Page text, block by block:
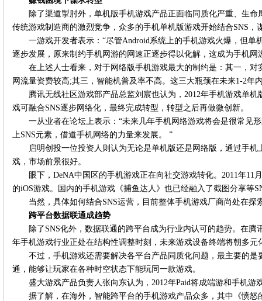
除了渠道掣肘外，单机版手机游戏产品正面临同质化严重、生
传统游戏制造商的激烈竞争，众多的手机单机版游戏开始结合SNS，
一游戏开发者表示：“尽管Android系统上的手机游戏火爆，但单
逐步发展，原来制约手机网游的网速正逐步得以化解，这成为手机网
在上述人士看来，对于网络版手机游戏最大的制约是：其一，
网流量资费较高;其三，智能机普及率不高。这三大瓶颈在未来1-2年
腾讯无线社区游戏部产品总监刘宸也认为，2012年手机游戏单
戏可融合SNS逐步网络化，最终完成转型，转型之后再做微创新。
一从业者在论坛上表示：“未来几年手机网络游戏将会是很常见
上SNS元素，借道手机网络的力量来发展。 ”
启明创投一位投资人则认为无论是单机版还是网络版，通过手机
戏，市场前景很好。
眼下，DeNA中国区的手机游戏正在向社交游戏转化。2011年11
的iOS游戏。国内的手机游戏《捕鱼达人》也已经融入了截图分享等
当然，具体如何结合SNS运营，目前整体手机游戏厂商尚处在探
跨平台数据联通成趋势
除了SNS化外，数据联通的跨平台成为行业内认可的趋势。在腾
年手机游戏行业正处在结构性调整时刻，未来游戏设备终端将朝多元
不过，手机游戏还需要解决各平台产品同质化问题，最主要的是
通，能够让玩家在各种时空状态下能玩同一款游戏。
盛大游戏产品负责人张向东认为，2012年Paid将成端游和手机
据了解，在海外，智能跨平台的手机游戏产品众多，其中《愤